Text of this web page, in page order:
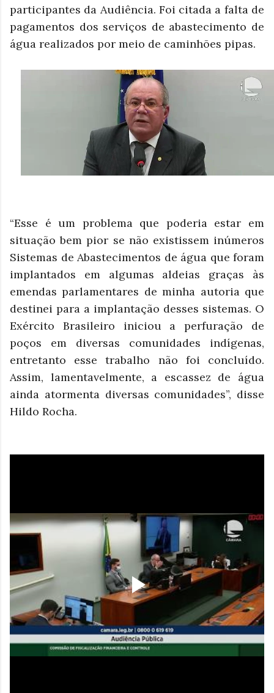
participantes da Audiência. Foi citada a falta de
pagamentos dos serviços de abastecimento de
água realizados por meio de caminhões pipas.
“Esse é um problema que poderia estar em
situação bem pior se não existissem inúmeros
Sistemas de Abastecimentos de água que foram
implantados em algumas aldeias graças às
emendas parlamentares de minha autoria que
destinei para a implantação desses sistemas. O
Exército Brasileiro iniciou a perfuração de
poços em diversas comunidades indígenas,
entretanto esse trabalho não foi concluído.
Assim, lamentavelmente, a escassez de água
ainda atormenta diversas comunidades”, disse
Hildo Rocha.